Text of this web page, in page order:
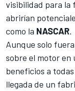
visibilidad para la
abrirían
como la NASCAR.
Aunque solo
sobre el motor en
beneficios a
llegada de un